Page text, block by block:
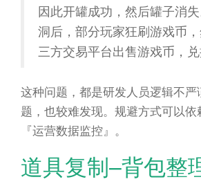
因此开罐成功，然后罐子消
洞后，部分玩家狂刷游戏币
三方交易平台出售游戏币，兑
这种问题，都是研发人员逻辑不
题，也较难发现。规避方式可以
『运营数据监控』。
道具复制–背包整